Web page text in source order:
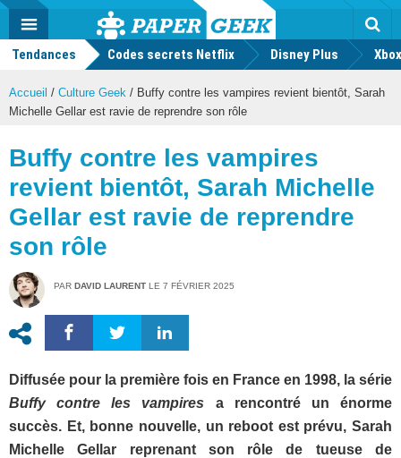
Actu
geek
MENU
Tendances Codes secrets Netflix Disney Plus
Accueil / Culture Geek / Buffy contre les vampires revient bientôt, Sarah
Michelle Gellar est ravie de reprendre son rôle
Buffy contre les vampires
revient bientôt, Sarah Michelle
Gellar est ravie de reprendre
son rôle
PAR DAVID LAURENT LE 7 FÉVRIER 2025
Diffusée pour la première fois en France en 1998, la série
Buffy contre les vampires a rencontré un énorme
succès. Et, bonne nouvelle, un reboot est prévu, Sarah
Michelle Gellar reprenant son rôle de tueuse de
Mode
FacebookTwitter Youtube